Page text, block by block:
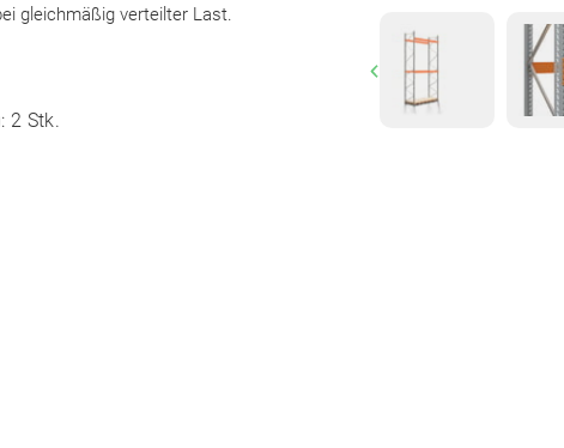
gleichmäßig verteilter Last.
2 Stk.
Previous